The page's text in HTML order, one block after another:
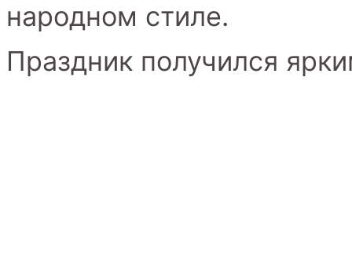
народном стиле.
Праздник получился